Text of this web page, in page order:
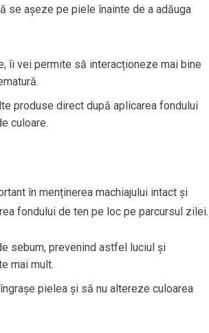
se așeze pe piele înainte de a adăuga
îi vei permite să interacționeze mai bine
produse direct după aplicarea fondului
culoare.
în menținerea machiajului intact și
fondului de ten pe loc pe parcursul zilei.
sebum, prevenind astfel luciul și
mai mult.
pielea și să nu altereze culoarea